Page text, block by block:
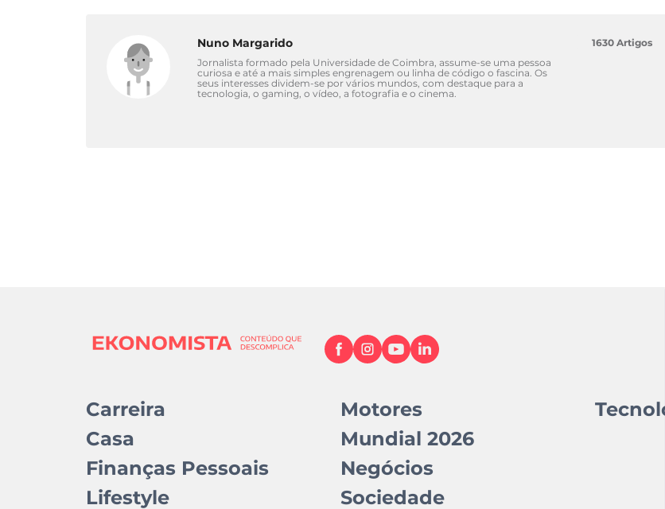
Nuno Margarido
Jornalista formado pela Universidade de Coimbra, assume-se uma pessoa
curiosa e até a mais simples engrenagem ou linha de código o fascina. Os
seus interesses dividem-se por vários mundos, com destaque para a
tecnologia, o gaming, o vídeo, a fotografia e o cinema.
1630 Artigos
Carreira
Casa
Finanças Pessoais
Lifestyle
Motores
Mundial 2026
Negócios
Sociedade